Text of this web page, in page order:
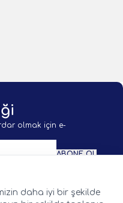
olmak için e-
ABONE OL
daha iyi bir şekilde